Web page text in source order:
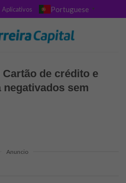
Aplicativos Portuguese ▼
Cartão de crédito e
sem
Anuncio